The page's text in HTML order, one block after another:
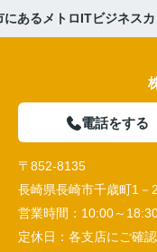
にあるメトロITビジネス
電話をする
〒852-8135
長崎県長崎市千歳町1－
営業時間： 10:00～
定休日： 各支店にご確認